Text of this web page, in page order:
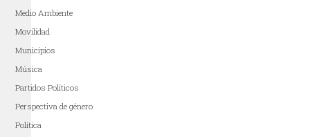
Medio Ambiente
Movilidad
Municipios
Música
Partidos Políticos
Perspectiva de género
Política